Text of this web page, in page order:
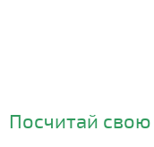
Посчитай свою